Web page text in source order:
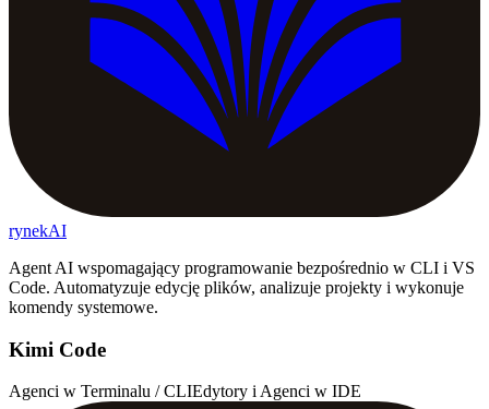
rynekAI
Agent AI wspomagający programowanie bezpośrednio w CLI i VS
Code. Automatyzuje edycję plików, analizuje projekty i wykonuje
komendy systemowe.
Kimi Code
Agenci w Terminalu / CLIEdytory i Agenci w IDE